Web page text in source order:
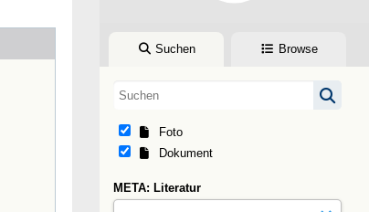
Suchen Browse
Foto
Dokument
META: Literatur